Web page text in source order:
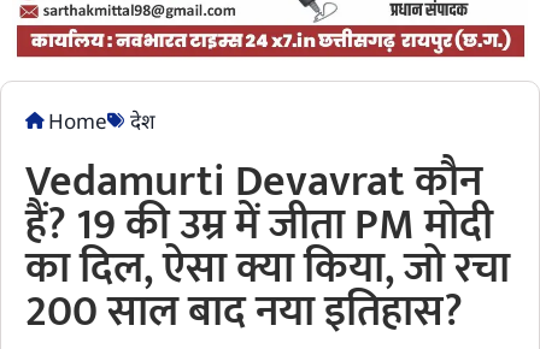
Home देश
Vedamurti Devavrat कौन
हैं? 19 की उम्र में जीता PM मोदी
का दिल, ऐसा क्या किया, जो रचा
200 साल बाद नया इतिहास?